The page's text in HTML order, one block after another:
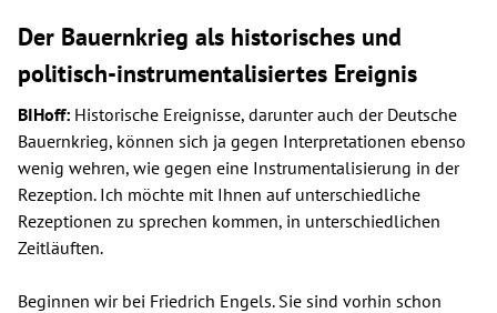
Der Bauernkrieg als historisches und
politisch-instrumentalisiertes Ereignis
BIHoff: Historische Ereignisse, darunter auch der Deutsche
Bauernkrieg, können sich ja gegen Interpretationen ebenso
wenig wehren, wie gegen eine Instrumentalisierung in der
Rezeption. Ich möchte mit Ihnen auf unterschiedliche
Rezeptionen zu sprechen kommen, in unterschiedlichen
Zeitläuften.
Beginnen wir bei Friedrich Engels. Sie sind vorhin schon